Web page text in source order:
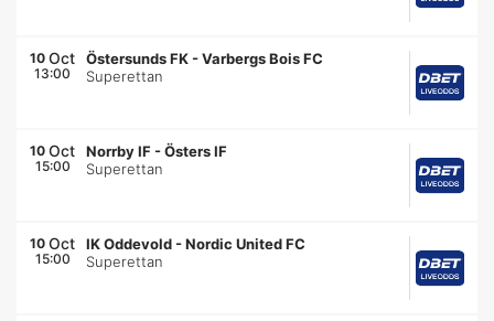
10 Oct
13:00
Östersunds FK -Varbergs Bois FC
Superettan
10 Oct
15:00
Norrby IF -Östers IF
Superettan
10 Oct
15:00
IK Oddevold -Nordic United FC
Superettan